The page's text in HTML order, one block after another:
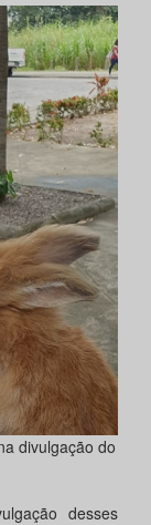
divulgação do
desses